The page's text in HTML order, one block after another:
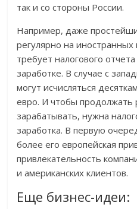
так и со стороны России.
Например, даже
регулярно на
требует налогового
заработке. В случае с
могут исчисляться
евро. И чтобы продолжать
зарабатывать, нужна
заработка. В первую
более его европейская
привлекательность
и американских клиентов.
Еще бизнес-идеи: